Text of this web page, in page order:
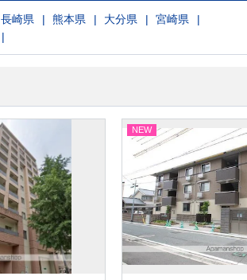
長崎県 熊本県 大分県
宮崎県
NEW